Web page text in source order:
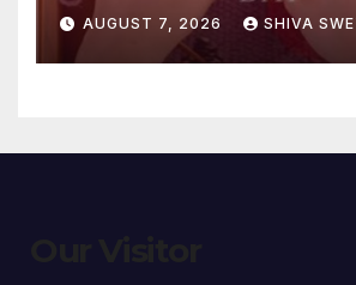
AUGUST 7, 2026 SHIVA